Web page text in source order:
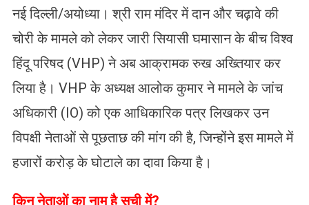
नई दिल्ली/अयोध्या। श्री राम मंदिर में दान और चढ़ावे की
चोरी के मामले को लेकर जारी सियासी घमासान के बीच विश्व
हिंदू परिषद (VHP) ने अब आक्रामक रुख अख्तियार कर
लिया है। VHP के अध्यक्ष आलोक कुमार ने मामले के जांच
अधिकारी (IO) को एक आधिकारिक पत्र लिखकर उन
विपक्षी नेताओं से पूछताछ की मांग की है, जिन्होंने इस मामले में
हजारों करोड़ के घोटाले का दावा किया है।
किन नेताओं का नाम है सूची में?